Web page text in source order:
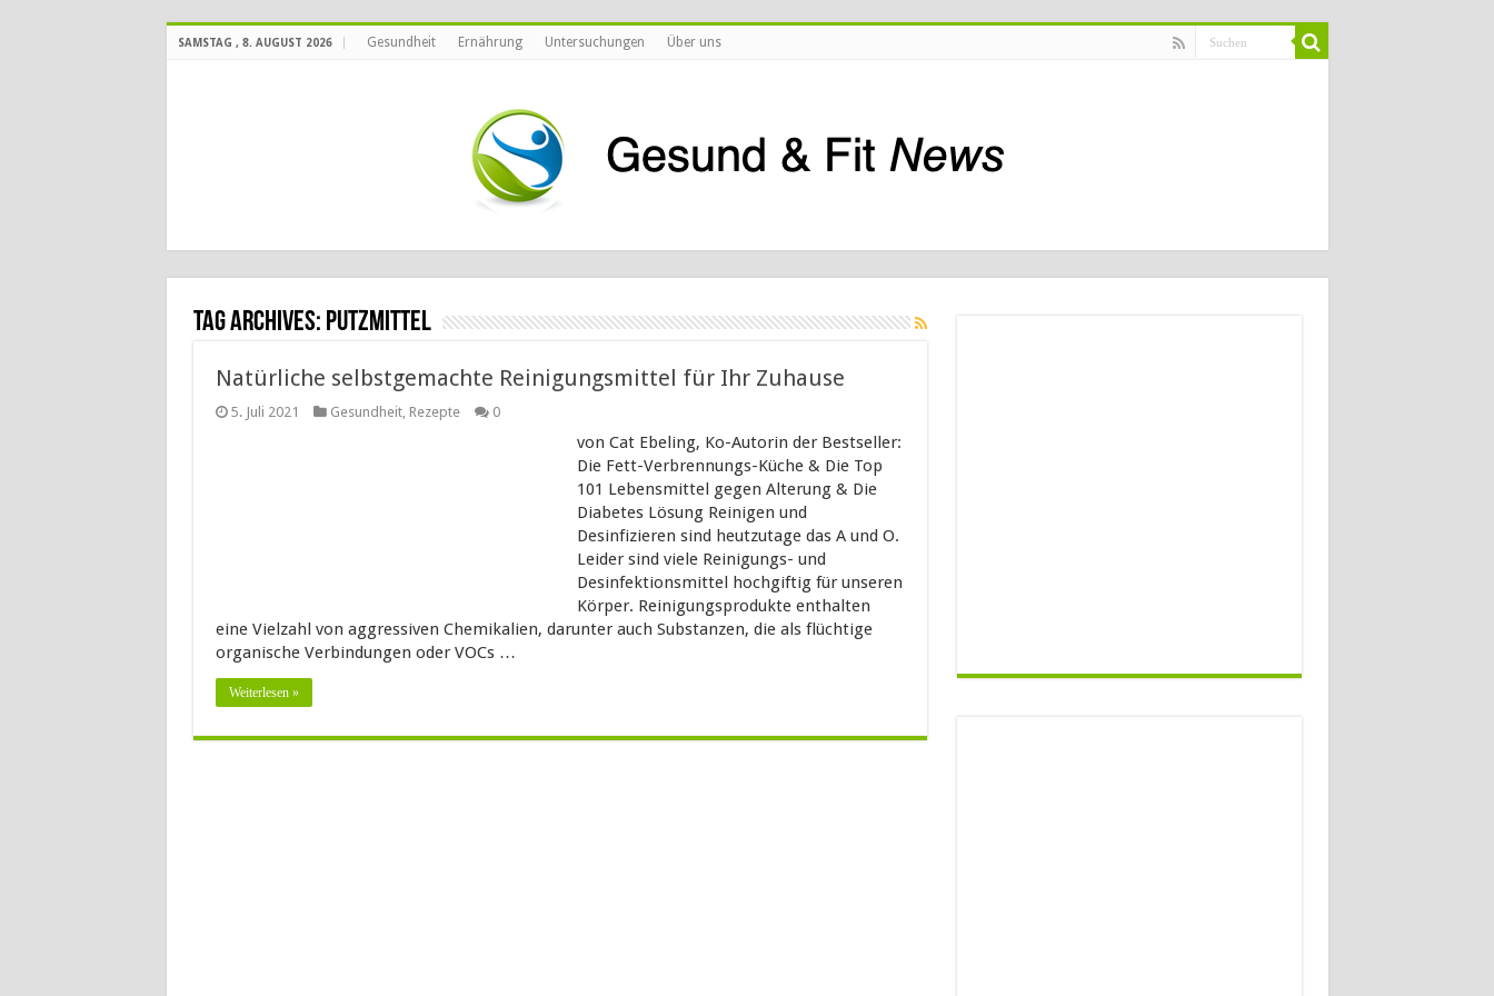
SAMSTAG , 8. AUGUST 2026 Gesundheit Ernährung Untersuchungen Über uns
Tag Archives: Putzmittel
Natürliche selbstgemachte Reinigungsmittel für Ihr Zuhause
5. Juli 2021 Gesundheit, Rezepte 0
von Cat Ebeling, Ko-Autorin der Bestseller:
Die Fett-Verbrennungs-Küche & Die Top
101 Lebensmittel gegen Alterung & Die
Diabetes Lösung Reinigen und
Desinfizieren sind heutzutage das A und O.
Leider sind viele Reinigungs- und
Desinfektionsmittel hochgiftig für unseren
Körper. Reinigungsprodukte enthalten
eine Vielzahl von aggressiven Chemikalien, darunter auch Substanzen, die als flüchtige
organische Verbindungen oder VOCs …
Weiterlesen »